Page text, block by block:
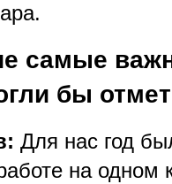
самые
бы
Для нас год
на одном